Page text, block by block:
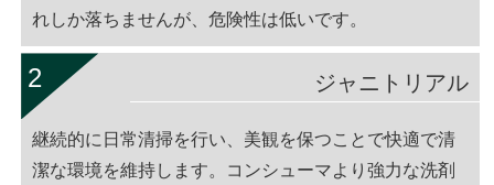
れしか落ちませんが、危険性は低いです。
ジャニトリアル
継続的に日常清掃を行い、美観を保つことで快適で清
潔な環境を維持します。コンシューマより強力な洗剤